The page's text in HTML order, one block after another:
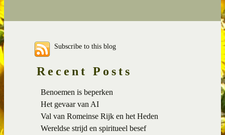
Subscribe to this blog
Recent Posts
Benoemen is beperken
Het gevaar van AI
Val van Romeinse Rijk en het Heden
Wereldse strijd en spiritueel besef